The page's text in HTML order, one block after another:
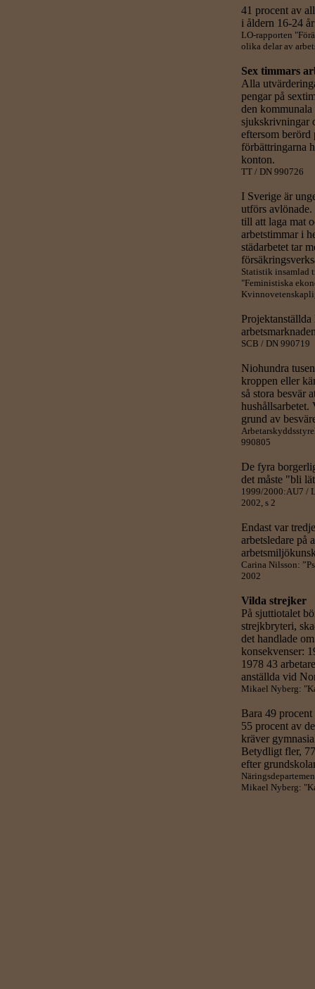
41 procent av
i åldern 16-24
LO-rapporten
olika delar av
Sex timmars
Alla
pengar på
den
sjukskrivningar
eftersom berörd
förbättringarna
konton.
TT / DN 990726
I Sverige är
utförs
till att laga mat
arbetstimmar i
städarbetet tar
Statistik insamlad
"Feministiska
Projektanställda
SCB / DN 990719
Niohundra
kroppen eller
så stora besvär
hushållsarbetet.
grund av
990805
De fyra
det måste "bli
1999/2000:AU7 /
2002, s 2
Endast var
arbetsledare på
Carina Nilsson:
2002
Vilda strejker
På sjuttiotalet
strejkbryteri,
det handlade
konsekvenser:
1978 43
anställda vid
Mikael Nyberg:
Bara 49
55 procent av
kräver
Betydligt fler,
efter
Mikael Nyberg: